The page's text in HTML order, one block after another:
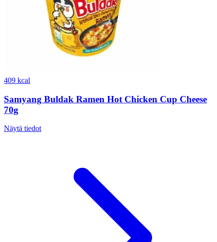
409 kcal
Samyang Buldak Ramen Hot Chicken Cup Cheese
70g
Näytä tiedot